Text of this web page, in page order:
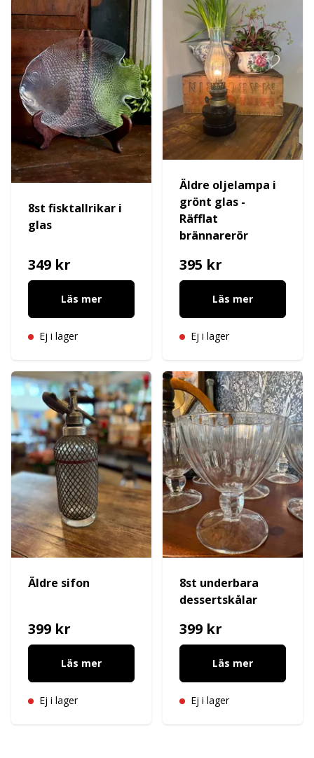
8st fisktallrikar i
glas
349 kr
Läs mer
Ej i lager
Äldre oljelampa i
grönt glas -
Räfflat
brännarerör
395 kr
Läs mer
Ej i lager
Äldre sifon
399 kr
Läs mer
Ej i lager
8st underbara
dessertskålar
399 kr
Läs mer
Ej i lager